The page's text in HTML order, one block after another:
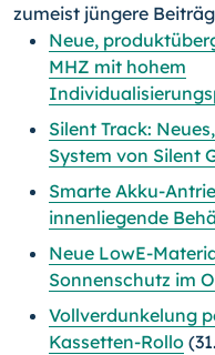
zumeist jüngere
Neue,
MHZ mit hohem
Silent Track:
System von Silent
Smarte Akku-
innenliegende
Neue LowE-
Sonnenschutz im
Vollverdunkelung
Kassetten-Rollo